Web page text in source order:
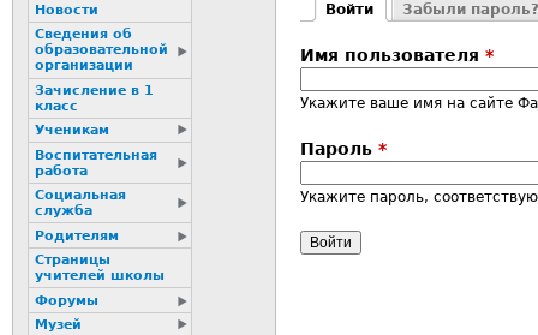
Главные
Войти
Забыли пароль?
Имя пользователя *
Укажите ваше имя на сайте
Пароль *
Укажите пароль,
Новости
Сведения об
образовательной
организации
Зачисление в 1
класс
Ученикам
Воспитательная
работа
Социальная
служба
Родителям
Страницы
учителей школы
Форумы
Музей